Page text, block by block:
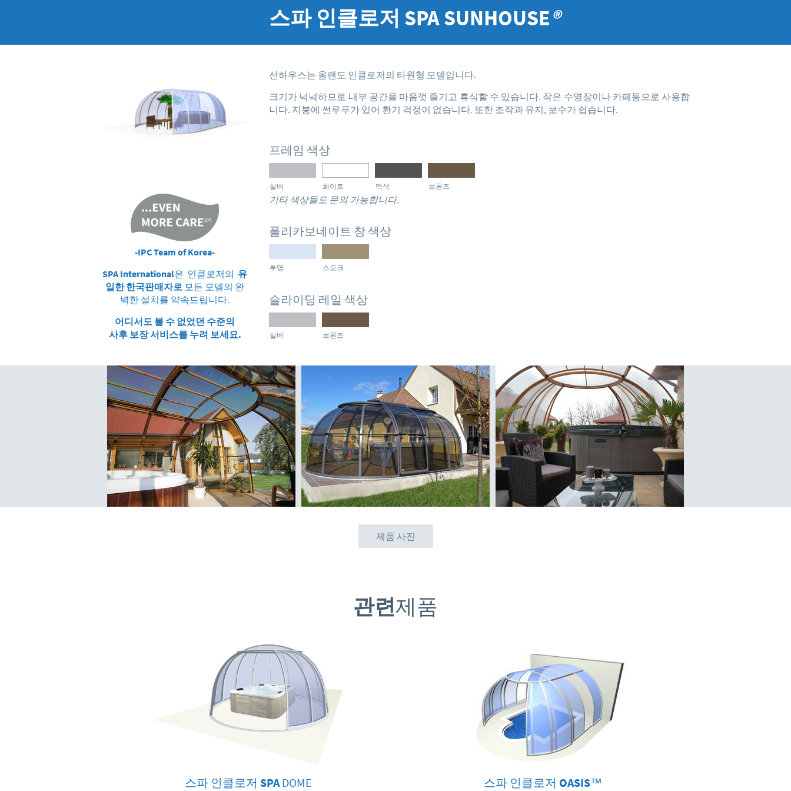
스파 인클로저 SPASUNHOUSE®
-IPC Team of Korea-
SPA International은 인클로저의 유
일한 한국판매자로 모든 모델의 완
벽한 설치를 약속드립니다.
어디서도 볼 수 없었던 수준의
사후 보장 서비스를 누려 보세요.
선하우스는 올랜도 인클로저의 타원형 모델입니다.
크기가 넉넉하므로 내부 공간을 마음껏 즐기고 휴식할 수 있습니다. 작은 수영장이나 카페등으로 사용합
니다. 지붕에 썬루푸가 있어 환기 걱정이 없습니다. 또한 조작과 유지, 보수가 쉽습니다.
프레임 색상
실버 화이트 먹색 브론즈
기타 색상들도 문의 가능합니다.
폴리카보네이트 창 색상
투명 스모크
슬라이딩 레일 색상
실버 브론즈
제품 사진
관련제품
스파 인클로저 SPADOME
스파 인클로저 OASIS™